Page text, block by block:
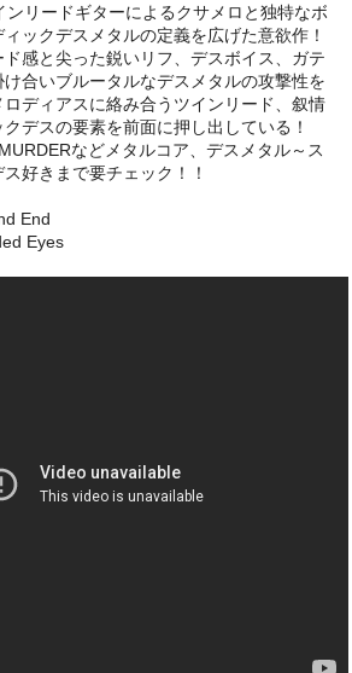
ンリードギターによるクサメロと独特なボ
ックデスメタルの定義を広げた意欲作！
感と尖った鋭いリフ、デスボイス、ガテ
合いブルータルなデスメタルの攻撃性を
ディアスに絡み合うツインリード、叙情
デスの要素を前面に押し出している！
などメタルコア、デスメタル～ス
好きまで要チェック！！
End
Eyes